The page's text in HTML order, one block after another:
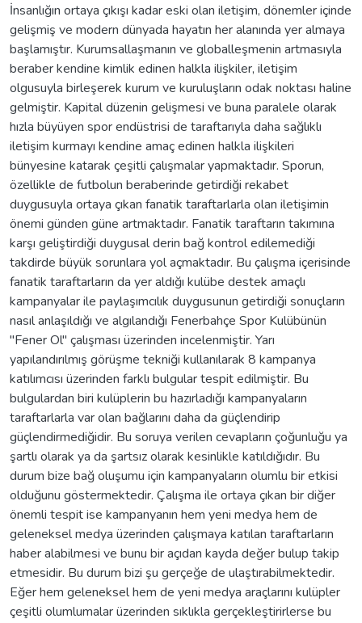
İnsanlığın ortaya çıkışı kadar eski olan iletişim, dönemler içinde
gelişmiş ve modern dünyada hayatın her alanında yer almaya
başlamıştır. Kurumsallaşmanın ve globalleşmenin artmasıyla
beraber kendine kimlik edinen halkla ilişkiler, iletişim
olgusuyla birleşerek kurum ve kuruluşların odak noktası haline
gelmiştir. Kapital düzenin gelişmesi ve buna paralele olarak
hızla büyüyen spor endüstrisi de taraftarıyla daha sağlıklı
iletişim kurmayı kendine amaç edinen halkla ilişkileri
bünyesine katarak çeşitli çalışmalar yapmaktadır. Sporun,
özellikle de futbolun beraberinde getirdiği rekabet
duygusuyla ortaya çıkan fanatik taraftarlarla olan iletişimin
önemi günden güne artmaktadır. Fanatik taraftarın takımına
karşı geliştirdiği duygusal derin bağ kontrol edilemediği
takdirde büyük sorunlara yol açmaktadır. Bu çalışma içerisinde
fanatik taraftarların da yer aldığı kulübe destek amaçlı
kampanyalar ile paylaşımcılık duygusunun getirdiği sonuçların
nasıl anlaşıldığı ve algılandığı Fenerbahçe Spor Kulübünün
"Fener Ol" çalışması üzerinden incelenmiştir. Yarı
yapılandırılmış görüşme tekniği kullanılarak 8 kampanya
katılımcısı üzerinden farklı bulgular tespit edilmiştir. Bu
bulgulardan biri kulüplerin bu hazırladığı kampanyaların
taraftarlarla var olan bağlarını daha da güçlendirip
güçlendirmediğidir. Bu soruya verilen cevapların çoğunluğu ya
şartlı olarak ya da şartsız olarak kesinlikle katıldığıdır. Bu
durum bize bağ oluşumu için kampanyaların olumlu bir etkisi
olduğunu göstermektedir. Çalışma ile ortaya çıkan bir diğer
önemli tespit ise kampanyanın hem yeni medya hem de
geleneksel medya üzerinden çalışmaya katılan taraftarların
haber alabilmesi ve bunu bir açıdan kayda değer bulup takip
etmesidir. Bu durum bizi şu gerçeğe de ulaştırabilmektedir.
Eğer hem geleneksel hem de yeni medya araçlarını kulüpler
çeşitli olumlumalar üzerinden sıklıkla gerçekleştirirlerse bu